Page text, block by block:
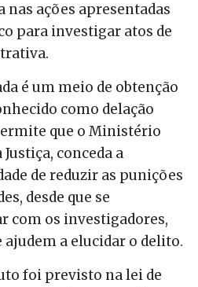
nas ações apresentadas
para investigar atos de
é um meio de obtenção
como delação
que o Ministério
conceda a
de reduzir as punições
desde que se
com os investigadores,
ajudem a elucidar o delito.
foi previsto na lei de